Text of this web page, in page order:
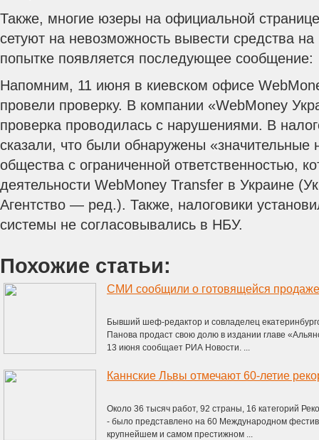
Также, многие юзеры на официальной
сетуют на невозможность вывести средства
попытке появляется последующее сообщение:
Напомним, 11 июня в киевском офисе
провели проверку. В компании «WebMoney
проверка проводилась с нарушениями. В
сказали, что были обнаружены «значительные
общества с ограниченной ответственностью,
деятельности WebMoney Transfer в Украине
Агентство — ред.). Также, налоговики
системы не согласовывались в НБУ.
Похожие статьи:
Бывший шеф-редактор и совладелец
Панова продаст свою долю в издании главе
13 июня сообщает РИА Новости. ...
Каннские Львы отмечают 60-летие
Около 36 тысяч работ, 92 страны, 16 категорий
- было представлено на 60 Международном
крупнейшем и самом престижном ...